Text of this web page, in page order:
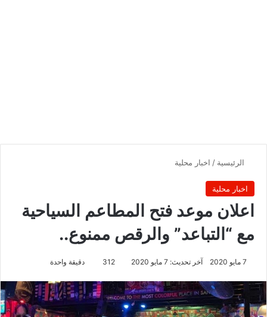
الرئيسية / اخبار محلية
اخبار محلية
اعلان موعد فتح المطاعم السياحية
مع “التباعد” والرقص ممنوع..
7 مايو 2020 آخر تحديث: 7 مايو 2020 312 دقيقة واحدة